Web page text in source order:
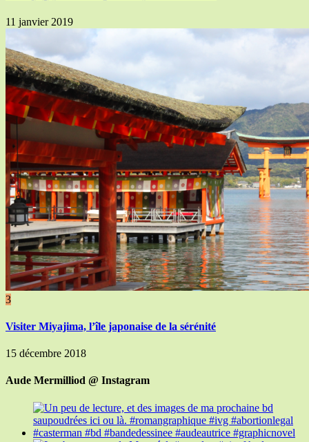
11 janvier 2019
3
Visiter Miyajima, l’île japonaise de la sérénité
15 décembre 2018
Aude Mermilliod @ Instagram